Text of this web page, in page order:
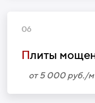
06
Плиты
от 5 000 руб./